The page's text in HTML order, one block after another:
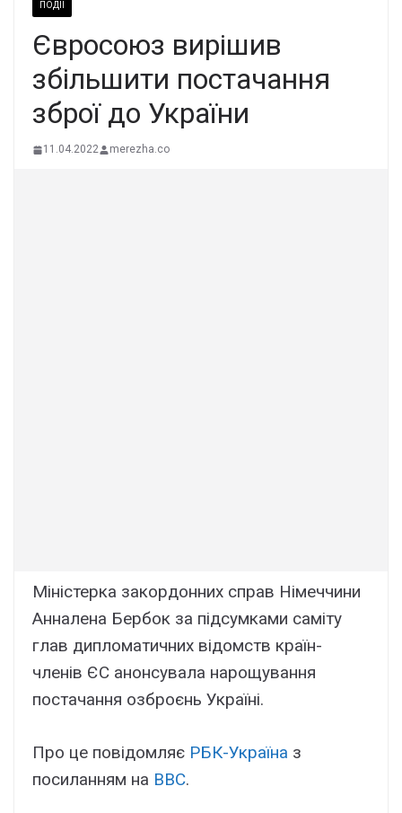
ПОДІЇ
Євросоюз вирішив
збільшити постачання
зброї до України
11.04.2022 merezha.co
Міністерка закордонних справ Німеччини
Анналена Бербок за підсумками саміту
глав дипломатичних відомств країн-
членів ЄС анонсувала нарощування
постачання озброєнь Україні.
Про це повідомляє РБК-Україна з
посиланням на BBC.